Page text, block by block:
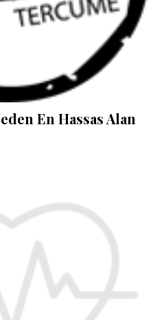
En Hassas Alan